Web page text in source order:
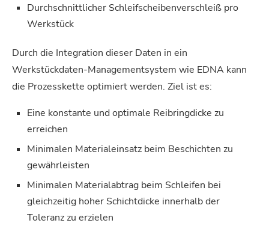
Durchschnittlicher Schleifscheibenverschleiß pro
Werkstück
Durch die Integration dieser Daten in ein
Werkstückdaten-Managementsystem wie EDNA kann
die Prozesskette optimiert werden. Ziel ist es:
Eine konstante und optimale Reibringdicke zu
erreichen
Minimalen Materialeinsatz beim Beschichten zu
gewährleisten
Minimalen Materialabtrag beim Schleifen bei
gleichzeitig hoher Schichtdicke innerhalb der
Toleranz zu erzielen